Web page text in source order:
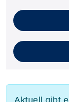
Aktuell gibt